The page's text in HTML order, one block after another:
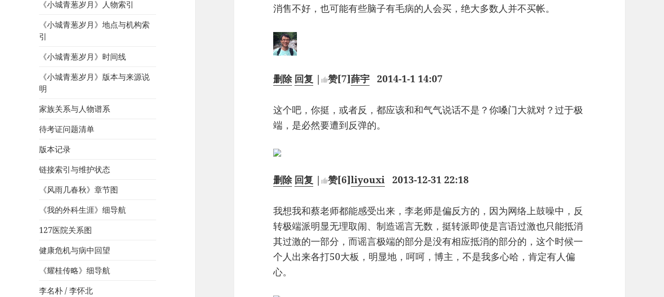
《小城青葱岁月》人物索引
《小城青葱岁月》地点与机构索
引
《小城青葱岁月》时间线
《小城青葱岁月》版本与来源说
明
家族关系与人物谱系
待考证问题清单
版本记录
链接索引与维护状态
《风雨几春秋》章节图
《我的外科生涯》细导航
127医院关系图
健康危机与病中回望
《耀桂传略》细导航
李名朴 / 李怀北
消售不好，也可能有些脑子有毛病的人会买，绝大多数人并不买帐。
删除 回复 | 赞[7]薛宇 2014-1-1 14:07
这个吧，你挺，或者反，都应该和和气气说话不是？你嗓门大就对？过于极
端，是必然要遭到反弹的。
删除 回复 | 赞[6]liyouxi 2013-12-31 22:18
我想我和蔡老师都能感受出来，李老师是偏反方的，因为网络上鼓噪中，反
转极端派明显无理取闹、制造谣言无数，挺转派即使是言语过激也只能抵消
其过激的一部分，而谣言极端的部分是没有相应抵消的部分的，这个时候一
个人出来各打50大板，明显地，呵呵，博主，不是我多心哈，肯定有人偏
心。